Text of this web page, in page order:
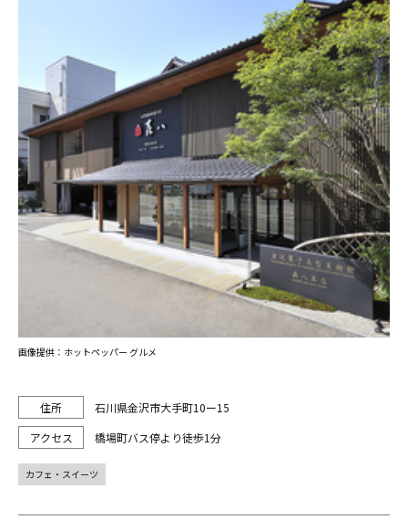
石川県金沢市大手町10ー15
橋場町バス停より徒歩1分
画像提供：ホットペッパー グルメ
カフェ・スイーツ